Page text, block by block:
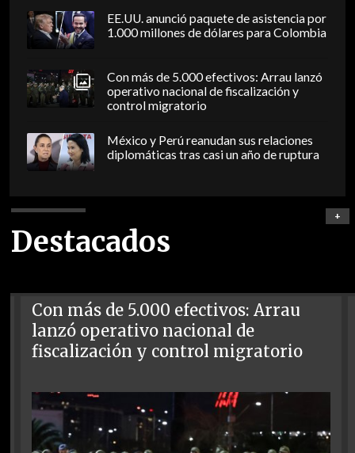
EE.UU. anunció paquete de asistencia por
1.000 millones de dólares para Colombia
Con más de 5.000 efectivos: Arrau lanzó
operativo nacional de fiscalización y
control migratorio
México y Perú reanudan sus relaciones
diplomáticas tras casi un año de ruptura
Destacados
+
Con más de 5.000 efectivos: Arrau
lanzó operativo nacional de
fiscalización y control migratorio